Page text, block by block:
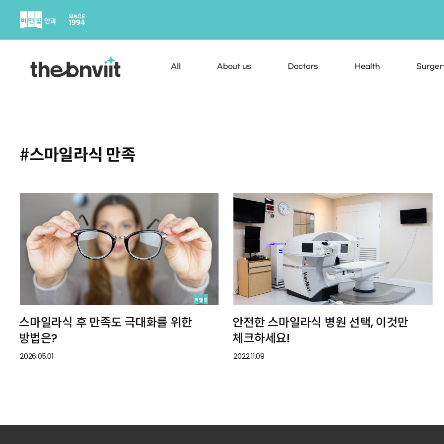
content
All About us Doctors Health
#스마일라식 만족
스마일라식 후 만족도 극대화를 위한
방법은?
2026.05.01
안전한 스마일라식 병원 선택, 이것만
체크하세요!
2022.11.09